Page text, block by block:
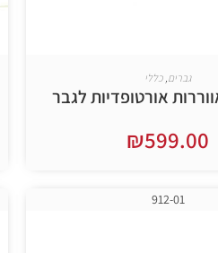
גברים כללי
אורטופדיות לגבר
₪599.00
912-01